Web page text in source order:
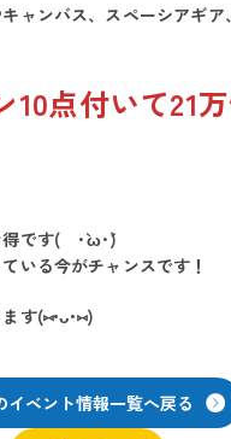
ャンバス、スペーシアギア
10点付いて21
です( ･`ω･´)
いる今がチャンスです！
す(⑅•ᴗ•⑅)
イベント情報一覧へ戻る